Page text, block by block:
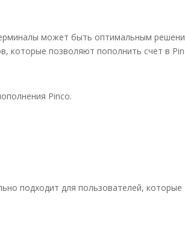
может быть оптимальным
которые позволяют пополнить счет в
Pinco.
подходит для пользователей, которые